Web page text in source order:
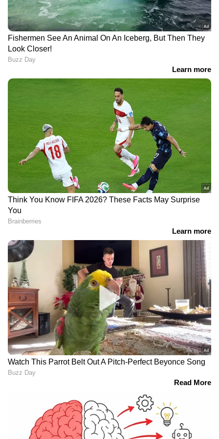
ക്രൂഡ് ഓയിൽ ബാരലിന് 70 രൂപയായി,
ഇനിയെങ്കിലും ഇന്ധനവില കുറയുമോ?
വിലവർധന രണ്ടാഴ്ചത്തേക്ക്
RECOMMENDED STORIES
തൃണമൂലിലെ പിളർപ്പ്:
തെരഞ്ഞെടുപ്പ് കമ്മീഷൻ്റെ
ഇടപെടൽ; ജൂലൈ
ആറിനകം നിലപാട്
അറിയിക്കാൻ നിർദ്ദേശം
അയോധ്യ
ക്ഷേത്രത്തിലേക്ക്
സംഭാവന സ്വീകരിക്കുന്ന
ക്യൂ ആർ കോഡ്
കണ്ടെടുത്ത പെട്ടിയിൽ
ഒട്ടിച്ച നിലയിൽ,
പ്രതികളിൽ നിന്ന് ഡോളറും
പിടിച്ചെടുത്തു
നിയമനം", 17
ഹൈക്കോടതി
ജീവനക്കാരെ
പിരിച്ചുവിടാൻ ഉത്തരവ്
രാമക്ഷേത്രക്കൊള്ള ഇഡി
അന്വേഷിച്ചേക്കും;
ആശങ്കയായി ട്രസ്റ്റ്
ചെയർമാന്റെ
ആരോഗ്യനില
LATEST VIDEOS